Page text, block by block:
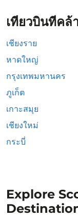
เที่ยวบินที่คล้
เชียงราย
หาดใหญ่
กรุงเทพมหานคร
ภูเก็ต
เกาะสมุย
เชียงใหม่
กระบี่
Explore